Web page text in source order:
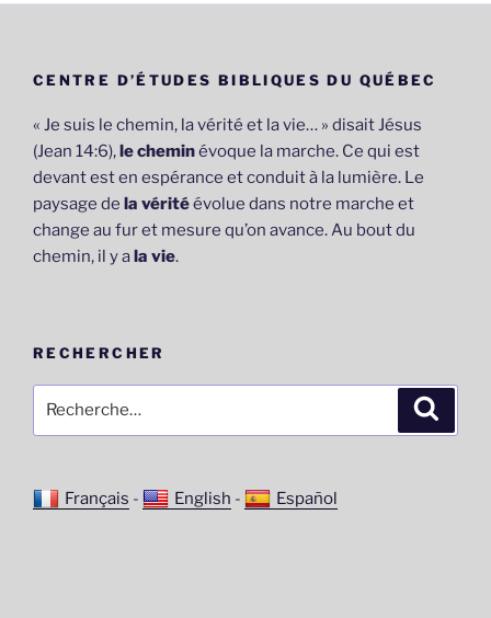
CENTRE D’ÉTUDES BIBLIQUES DU QUÉBEC
« Je suis le chemin, la vérité et la vie… » disait Jésus
(Jean 14:6),le cheminévoque la marche. Ce qui est
devant est en espérance et conduit à la lumière. Le
paysage de la véritéévolue dans notre marche et
change au fur et mesure qu’on avance. Au bout du
chemin, il y ala vie.
RECHERCHER
pour
Français - English - Español